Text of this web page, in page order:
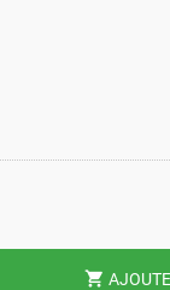
shopping_cart